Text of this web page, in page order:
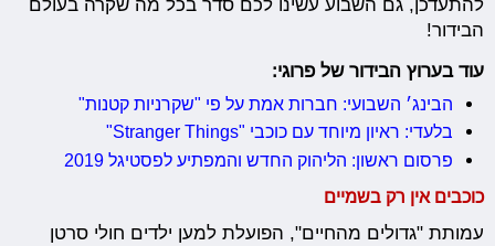
להתעדכן, גם השבוע עשינו לכם סדר בכל מה שקרה בעולם
הבידור!
עוד בערוץ הבידור של פרוגי:
הבינג׳ השבועי: חברות אמת על פי "שקרניות קטנות"
בלעדי: ראיון מיוחד עם כוכבי "Stranger Things"
פרסום ראשון: הליהוק החדש והמפתיע לפסטיגל 2019
כוכבים אין רק בשמיים
עמותת "גדולים מהחיים", הפועלת למען ילדים חולי סרטן